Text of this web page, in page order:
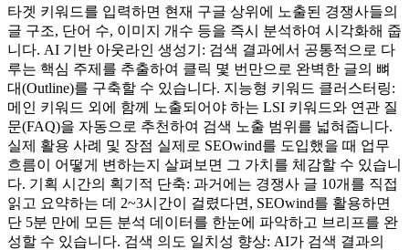
타겟 키워드를 입력하면 현재 구글 상위에 노출된 경쟁사들의
글 구조, 단어 수, 이미지 개수 등을 즉시 분석하여 시각화해 줍
니다. AI 기반 아웃라인 생성기: 검색 결과에서 공통적으로 다
루는 핵심 주제를 추출하여 클릭 몇 번만으로 완벽한 글의 뼈
대(Outline)를 구축할 수 있습니다. 지능형 키워드 클러스터링:
메인 키워드 외에 함께 노출되어야 하는 LSI 키워드와 연관 질
문(FAQ)을 자동으로 추천하여 검색 노출 범위를 넓혀줍니다.
실제 활용 사례 및 장점 실제로 SEOwind를 도입했을 때 업무
흐름이 어떻게 변하는지 살펴보면 그 가치를 체감할 수 있습니
다. 기획 시간의 획기적 단축: 과거에는 경쟁사 글 10개를 직접
읽고 요약하는 데 2~3시간이 걸렸다면, SEOwind를 활용하면
단 5분 만에 모든 분석 데이터를 한눈에 파악하고 브리프를 완
성할 수 있습니다. 검색 의도 일치성 향상: AI가 검색 결과의